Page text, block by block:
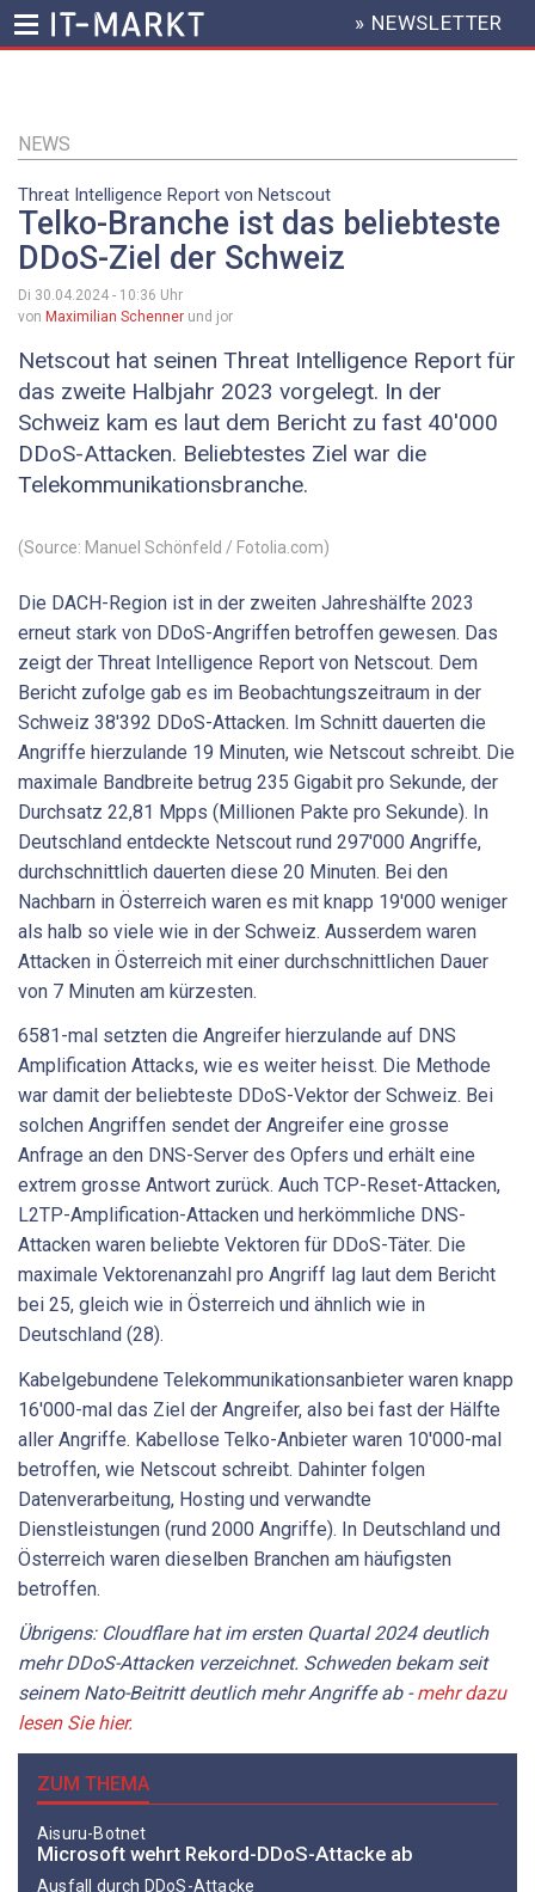
Inhalt
HEADER
MENU
» NEWSLETTER
NEWS
Threat Intelligence Report von Netscout
Telko-Branche ist das beliebteste
DDoS-Ziel der Schweiz
Di 30.04.2024 - 10:36 Uhr
von Maximilian Schenner und jor
Netscout hat seinen Threat Intelligence Report für
das zweite Halbjahr 2023 vorgelegt. In der
Schweiz kam es laut dem Bericht zu fast 40'000
DDoS-Attacken. Beliebtestes Ziel war die
Telekommunikationsbranche.
(Source: Manuel Schönfeld / Fotolia.com)
Die DACH-Region ist in der zweiten Jahreshälfte 2023
erneut stark von DDoS-Angriffen betroffen gewesen. Das
zeigt der Threat Intelligence Report von Netscout. Dem
Bericht zufolge gab es im Beobachtungszeitraum in der
Schweiz 38'392 DDoS-Attacken. Im Schnitt dauerten die
Angriffe hierzulande 19 Minuten, wie Netscout schreibt. Die
maximale Bandbreite betrug 235 Gigabit pro Sekunde, der
Durchsatz 22,81 Mpps (Millionen Pakte pro Sekunde). In
Deutschland entdeckte Netscout rund 297'000 Angriffe,
durchschnittlich dauerten diese 20 Minuten. Bei den
Nachbarn in Österreich waren es mit knapp 19'000 weniger
als halb so viele wie in der Schweiz. Ausserdem waren
Attacken in Österreich mit einer durchschnittlichen Dauer
von 7 Minuten am kürzesten.
6581-mal setzten die Angreifer hierzulande auf DNS
Amplification Attacks, wie es weiter heisst. Die Methode
war damit der beliebteste DDoS-Vektor der Schweiz. Bei
solchen Angriffen sendet der Angreifer eine grosse
Anfrage an den DNS-Server des Opfers und erhält eine
extrem grosse Antwort zurück. Auch TCP-Reset-Attacken,
L2TP-Amplification-Attacken und herkömmliche DNS-
Attacken waren beliebte Vektoren für DDoS-Täter. Die
maximale Vektorenanzahl pro Angriff lag laut dem Bericht
bei 25, gleich wie in Österreich und ähnlich wie in
Deutschland (28).
Kabelgebundene Telekommunikationsanbieter waren knapp
16'000-mal das Ziel der Angreifer, also bei fast der Hälfte
aller Angriffe. Kabellose Telko-Anbieter waren 10'000-mal
betroffen, wie Netscout schreibt. Dahinter folgen
Datenverarbeitung, Hosting und verwandte
Dienstleistungen (rund 2000 Angriffe). In Deutschland und
Österreich waren dieselben Branchen am häufigsten
betroffen.
Übrigens: Cloudflare hat im ersten Quartal 2024 deutlich
mehr DDoS-Attacken verzeichnet. Schweden bekam seit
seinem Nato-Beitritt deutlich mehr Angriffe ab -mehr dazu
lesen Sie hier.
ZUM THEMA
Aisuru-Botnet
Microsoft wehrt Rekord-DDoS-Attacke ab
Ausfall durch DDoS-Attacke